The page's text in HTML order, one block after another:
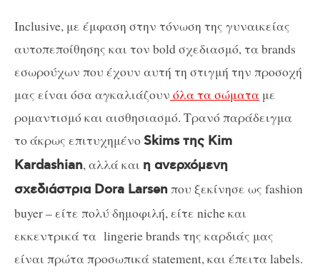
Inclusive, με έμφαση στην τόνωση της γυναικείας
αυτοπεποίθησης και τον bold σχεδιασμό, τα brands
εσωρούχων που έχουν αυτή τη στιγμή την προσοχή
μας είναι όσα αγκαλιάζουν όλα τα σώματα με
ρομαντισμό και αισθησιασμό. Tρανό παράδειγμα
το άκρως επιτυχημένο Skims της Kim
Kardashian, αλλά και η ανερχόμενη
σχεδιάστρια Dora Larsenπου ξεκίνησε ως fashion
buyer – είτε πολύ δημοφιλή, είτε niche και
εκκεντρικά τα lingerie brands της καρδιάς μας
είναι πρώτα προσωπικά statement, και έπειτα labels.